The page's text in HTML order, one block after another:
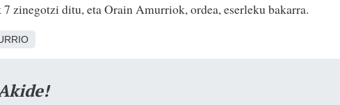
zinegotzi ditu, eta Orain Amurriok, ordea, eserleku bakarra.